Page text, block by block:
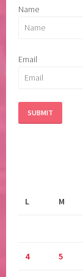
Name
Email
L
M
4 5